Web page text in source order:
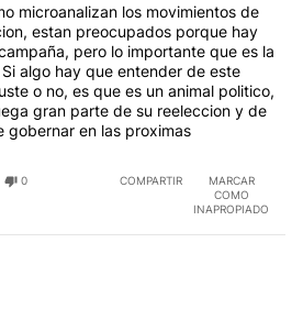
microanalizan los movimientos de
estan preocupados porque hay
pero lo importante que es la
Si algo hay que entender de este
o no, es que es un animal politico,
gran parte de su reeleccion y de
gobernar en las proximas
0 COMPARTIR
MARCAR
COMO
INAPROPIADO